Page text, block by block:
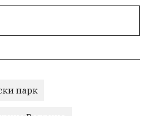
парк